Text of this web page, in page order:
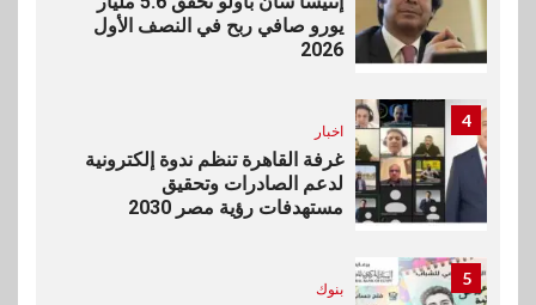
يورو صافي ربح في النصف الأول
2026
4
اخبار
غرفة القاهرة تنظم ندوة إلكترونية
لدعم الصادرات وتحقيق
مستهدفات رؤية مصر 2030
5
بنوك